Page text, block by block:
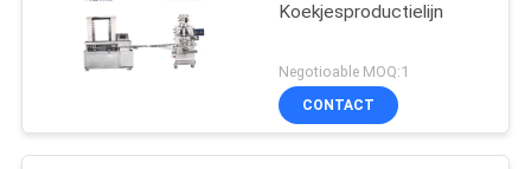
Koekjesproductielijn
Negotioable MOQ:1
CONTACT